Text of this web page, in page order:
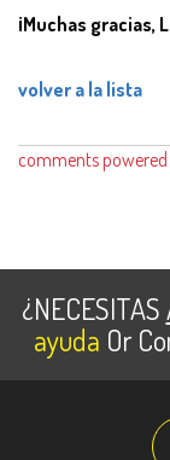
¡Muchas gracias,
volver a la lista
comments
¿NECESITAS
ayuda Or